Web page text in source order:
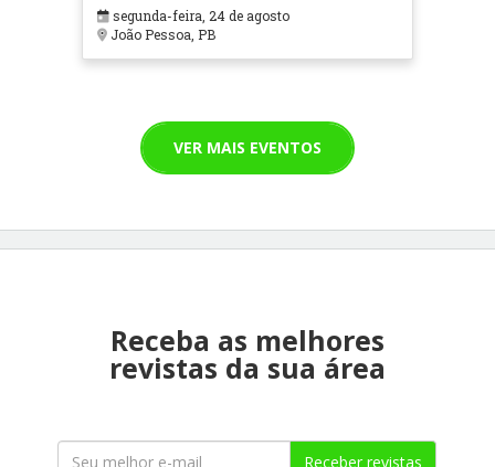
segunda-feira, 24 de agosto
João Pessoa, PB
VER MAIS EVENTOS
Receba as melhores
revistas da sua área
Receber revistas